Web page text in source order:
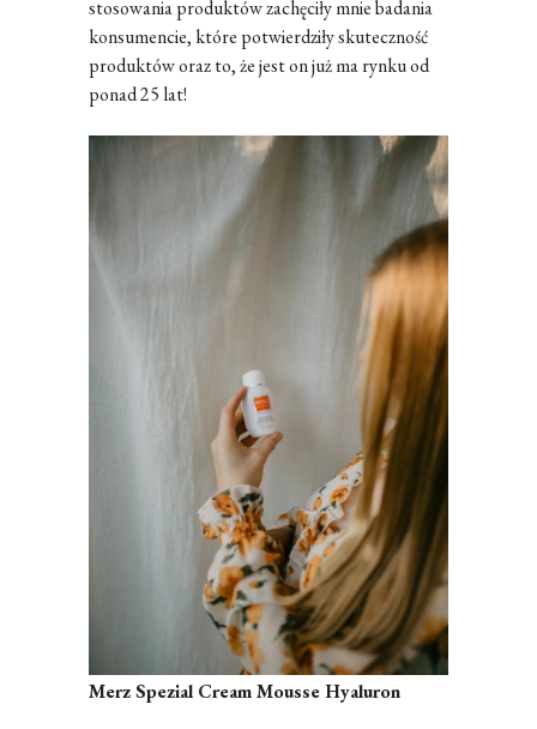
stosowania produktów zachęciły mnie badania
konsumencie, które potwierdziły skuteczność
produktów oraz to, że jest on już ma rynku od
ponad 25 lat!
Merz Spezial Cream Mousse Hyaluron